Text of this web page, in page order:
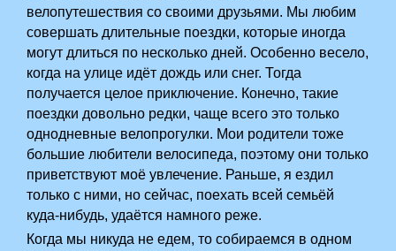
велопутешествия со своими друзьями. Мы любим
совершать длительные поездки, которые иногда
могут длиться по несколько дней. Особенно весело,
когда на улице идёт дождь или снег. Тогда
получается целое приключение. Конечно, такие
поездки довольно редки, чаще всего это только
однодневные велопрогулки. Мои родители тоже
большие любители велосипеда, поэтому они только
приветствуют моё увлечение. Раньше, я ездил
только с ними, но сейчас, поехать всей семьёй
куда-нибудь, удаётся намного реже.
Когда мы никуда не едем, то собираемся в одном